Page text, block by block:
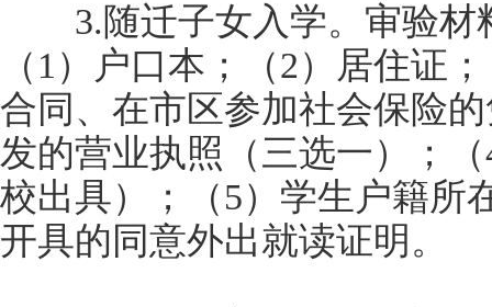
3.随迁子女入学。审验材
（1）户口本；（2）居住证
合同、在市区参加社会保险
发的营业执照（三选一）；
校出具）；（5）学生户籍所
开具的同意外出就读证明。